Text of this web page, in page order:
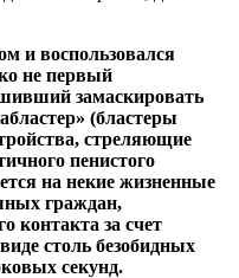
и воспользовался
не первый
замаскировать
(бластеры
стреляющие
пенистого
на некие жизненные
граждан,
контакта за счет
столь безобидных
секунд.